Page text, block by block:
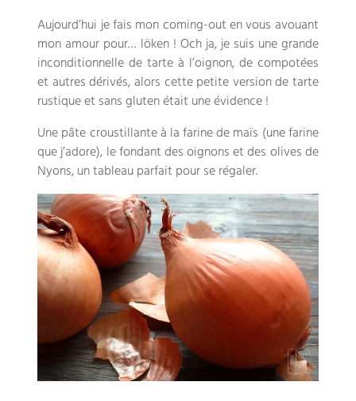
Aujourd’hui je fais mon coming-out en vous avouant
mon amour pour… löken ! Och ja,je suis une grande
inconditionnelle de tarte à l’oignon, de compotées
et autres dérivés, alors cette petite version de tarte
rustique et sans gluten était une évidence!
Une pâte croustillante à la farine de maïs (une farine
que j’adore), le fondant des oignons et des olives de
Nyons,un tableau parfait pour se régaler.